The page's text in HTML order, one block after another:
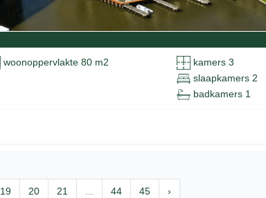
woonoppervlakte 80 m2
kamers 3
slaapkamers 2
badkamers 1
19 20 21 44 45 ›